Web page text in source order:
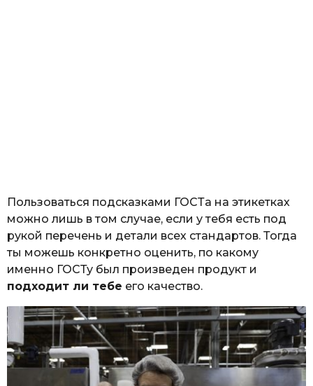
Пользоваться подсказками ГОСТа на этикетках
можно лишь в том случае, если у тебя есть под
рукой перечень и детали всех стандартов. Тогда
ты можешь конкретно оценить, по какому
именно ГОСТу был произведен продукт и
подходит ли тебе его качество.